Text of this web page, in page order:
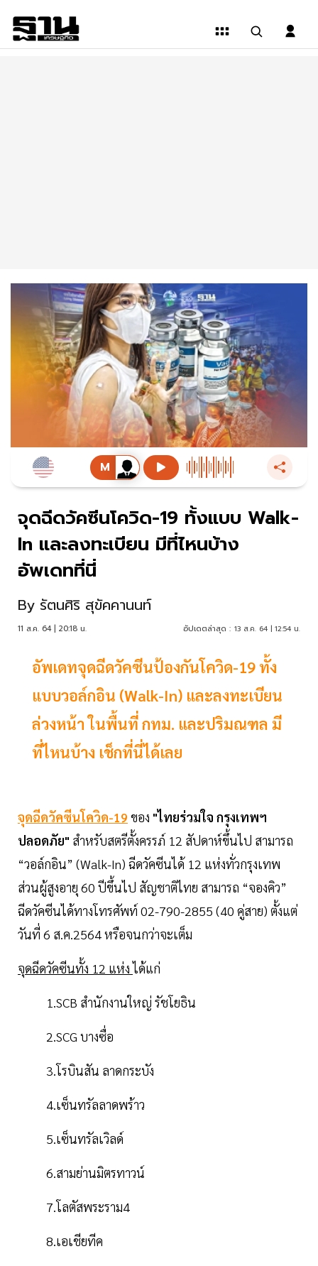
จุดฉีดวัคซีนโควิด-19 ทั้งแบบ Walk-
In และลงทะเบียน มีที่ไหนบ้าง
อัพเดทที่นี่
By รัตนศิริ สุขัคคานนท์
11 ส.ค. 64 | 20:18 น. อัปเดตล่าสุด : 13 ส.ค. 64 | 12:54 น.
อัพเดทจุดฉีดวัคซีนป้องกันโควิด-19 ทั้ง
แบบวอล์กอิน (Walk-In) และลงทะเบียน
ล่วงหน้า ในพื้นที่ กทม. และปริมณฑล มี
ที่ไหนบ้าง เช็กที่นี่ได้เลย
จุดฉีดวัคซีนโควิด-19 ของ "ไทยร่วมใจ กรุงเทพฯ
ปลอดภัย" สำหรับสตรีตั้งครรภ์ 12 สัปดาห์ขึ้นไป สามารถ
“วอล์กอิน” (Walk-In) ฉีดวัคซีนได้ 12 แห่งทั่วกรุงเทพ
ส่วนผู้สูงอายุ 60 ปีขึ้นไป สัญชาติไทย สามารถ “จองคิว”
ฉีดวัคซีนได้ทางโทรศัพท์ 02-790-2855 (40 คู่สาย) ตั้งแต่
วันที่ 6 ส.ค.2564 หรือจนกว่าจะเต็ม
จุดฉีดวัคซีนทั้ง 12 แห่งได้แก่
1.SCB สำนักงานใหญ่ รัชโยธิน
2.SCG บางซื่อ
3.โรบินสัน ลาดกระบัง
4.เซ็นทรัลลาดพร้าว
5.เซ็นทรัลเวิลด์
6.สามย่านมิตรทาวน์
7.โลตัสพระราม4
8.เอเชียทีค